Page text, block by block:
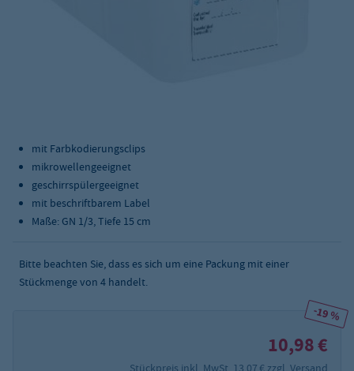
mit Farbkodierungsclips
mikrowellengeeignet
geschirrspülergeeignet
mit beschriftbarem Label
Maße: GN 1/3, Tiefe 15 cm
Bitte beachten Sie, dass es sich um eine Packung mit einer
Stückmenge von 4 handelt.
-19 %
10,98 €
Stückpreis inkl. MwSt. 13,07 € zzgl. Versand